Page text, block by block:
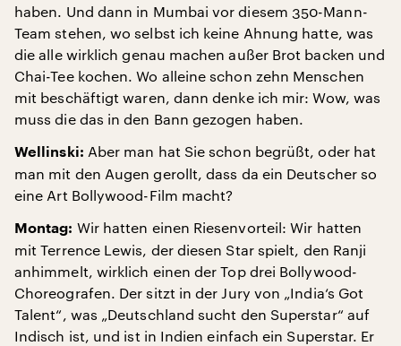
haben. Und dann in Mumbai vor diesem 350-Mann-
Team stehen, wo selbst ich keine Ahnung hatte, was
die alle wirklich genau machen außer Brot backen und
Chai-Tee kochen. Wo alleine schon zehn Menschen
mit beschäftigt waren, dann denke ich mir: Wow, was
muss die das in den Bann gezogen haben.
Wellinski: Aber man hat Sie schon begrüßt, oder hat
man mit den Augen gerollt, dass da ein Deutscher so
eine Art Bollywood-Film macht?
Montag: Wir hatten einen Riesenvorteil: Wir hatten
mit Terrence Lewis, der diesen Star spielt, den Ranji
anhimmelt, wirklich einen der Top drei Bollywood-
Choreografen. Der sitzt in der Jury von „India‘s Got
Talent“, was „Deutschland sucht den Superstar“ auf
Indisch ist, und ist in Indien einfach ein Superstar. Er